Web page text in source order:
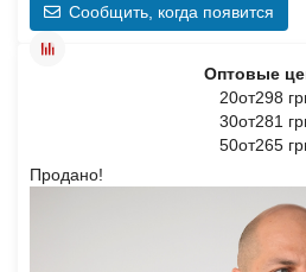
Сообщить, когда появится
Оптовые
20от298
30от281
50от265
Продано!